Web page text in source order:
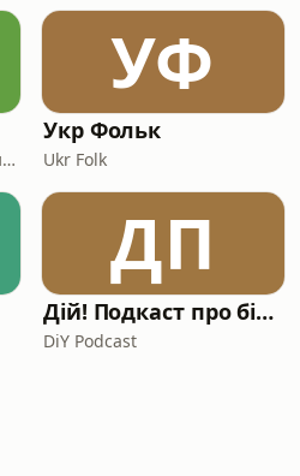
Напів успішні люди — Ярина Біла та Оксана Каленченко
УФ
Укр Фольк
Ukr Folk
ДП
Дій! Подкаст про бізнес.
DiY Podcast